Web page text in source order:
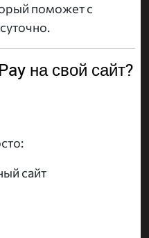
поможет с
на свой сайт?
сайт